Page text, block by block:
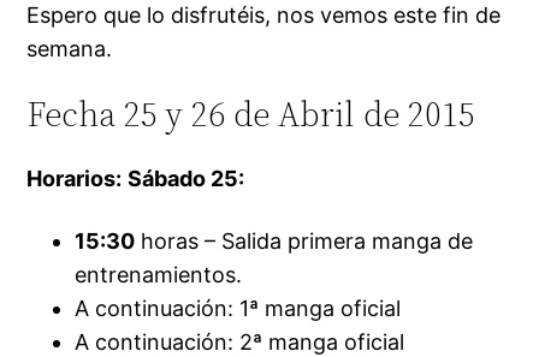
Espero que lo disfrutéis, nos vemos este fin de
semana.
Fecha 25 y 26 de Abril de 2015
Horarios: Sábado 25:
15:30 horas – Salida primera manga de
entrenamientos.
A continuación: 1ª manga oficial
A continuación: 2ª manga oficial